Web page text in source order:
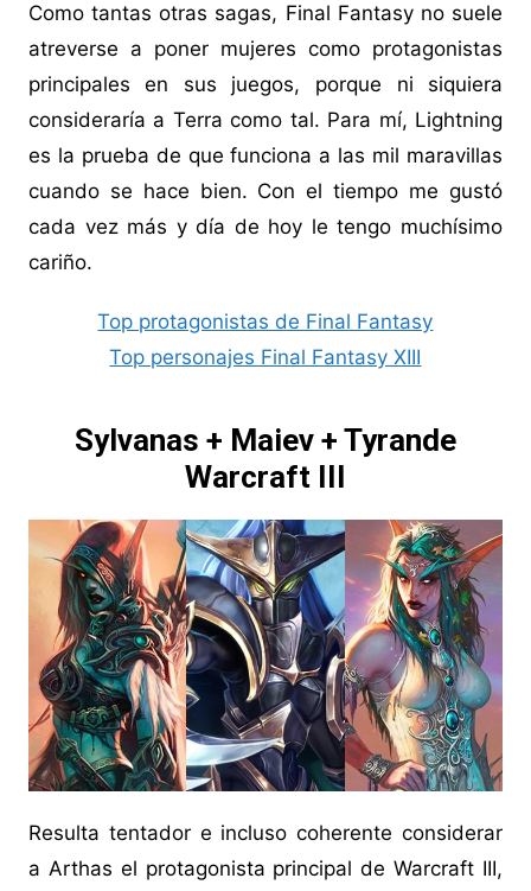
Como tantas otras sagas, Final Fantasy no suele
atreverse a poner mujeres como protagonistas
principales en sus juegos, porque ni siquiera
consideraría a Terra como tal. Para mí, Lightning
es la prueba de que funciona a las mil maravillas
cuando se hace bien. Con el tiempo me gustó
cada vez más y día de hoy le tengo muchísimo
cariño.
Top protagonistas de Final Fantasy
Top personajes Final Fantasy XIII
Sylvanas + Maiev + Tyrande
Warcraft III
Resulta tentador e incluso coherente considerar
a Arthas el protagonista principal de Warcraft III,